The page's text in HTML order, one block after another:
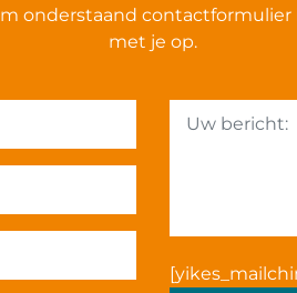
onderstaand
met je op.